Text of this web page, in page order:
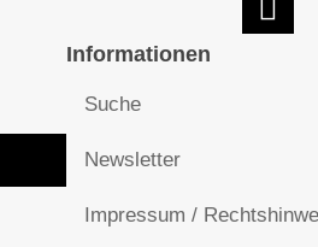
Informationen
Suche
Newsletter
Impressum /